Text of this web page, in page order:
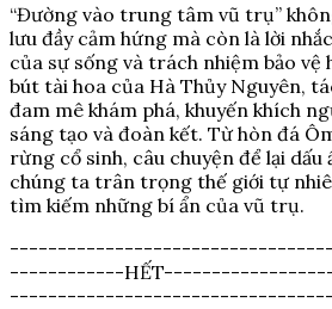
“Đường vào trung tâm vũ trụ”
lưu đầy cảm hứng mà còn là lời
của sự sống và trách nhiệm bảo vệ
bút tài hoa của Hà Thủy Nguyên,
đam mê khám phá, khuyến khích
sáng tạo và đoàn kết. Từ hòn đá
rừng cổ sinh, câu chuyện để lại dấu
chúng ta trân trọng thế giới tự
tìm kiếm những bí ẩn của vũ trụ.
------------